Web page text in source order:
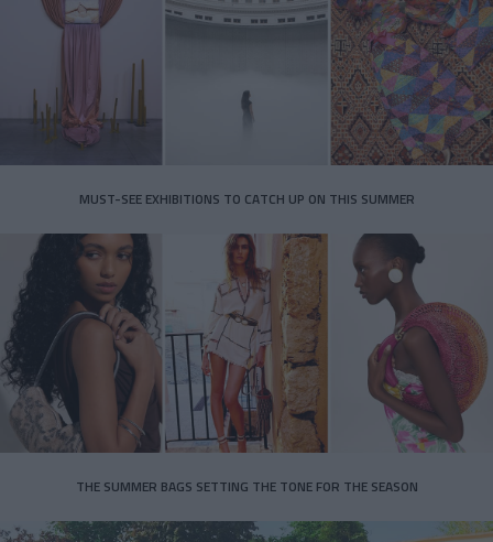
MUST-SEE EXHIBITIONS TO CATCH UP ON THIS SUMMER
THE SUMMER BAGS SETTING THE TONE FOR THE SEASON